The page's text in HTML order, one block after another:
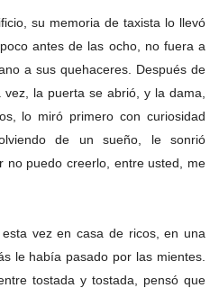
su memoria de taxista lo llevó
antes de las ocho, no fuera a
a sus quehaceres. Después de
la puerta se abrió, y la dama,
lo miró primero con curiosidad
de un sueño, le sonrió
no puedo creerlo, entre usted, me
vez en casa de ricos, en una
le había pasado por las mientes.
tostada y tostada, pensó que